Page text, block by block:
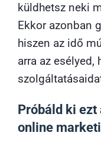
küldhetsz neki
Ekkor azonban
hiszen az idő
arra az esélyed,
Próbáld ki
online